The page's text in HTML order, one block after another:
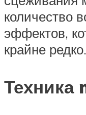
количество
эффектов,
крайне редко.
Техника